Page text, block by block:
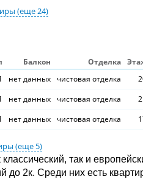
(еще 24)
Балкон Отделка
нет данных чистовая отделка
нет данных чистовая отделка
нет данных чистовая отделка
(еще 5)
так и
до 2к. Среди них есть